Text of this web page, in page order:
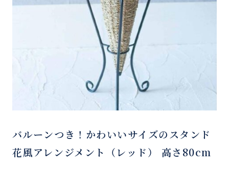
バルーンつき！かわいいサイズのスタンド
花風アレンジメント（レッド） 高さ80cm